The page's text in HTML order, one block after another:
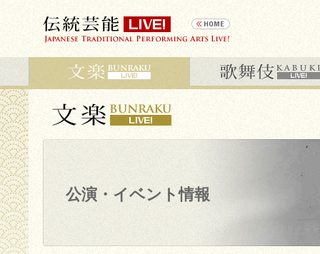
公演・イベント情報